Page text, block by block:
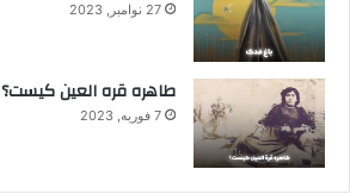
27 نوامبر, 2023
طاهره قره العین کیست؟
7 فوریه, 2023